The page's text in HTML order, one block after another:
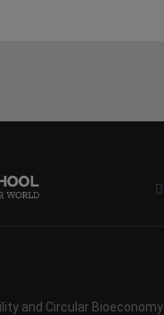
and Circular Bioeconomy